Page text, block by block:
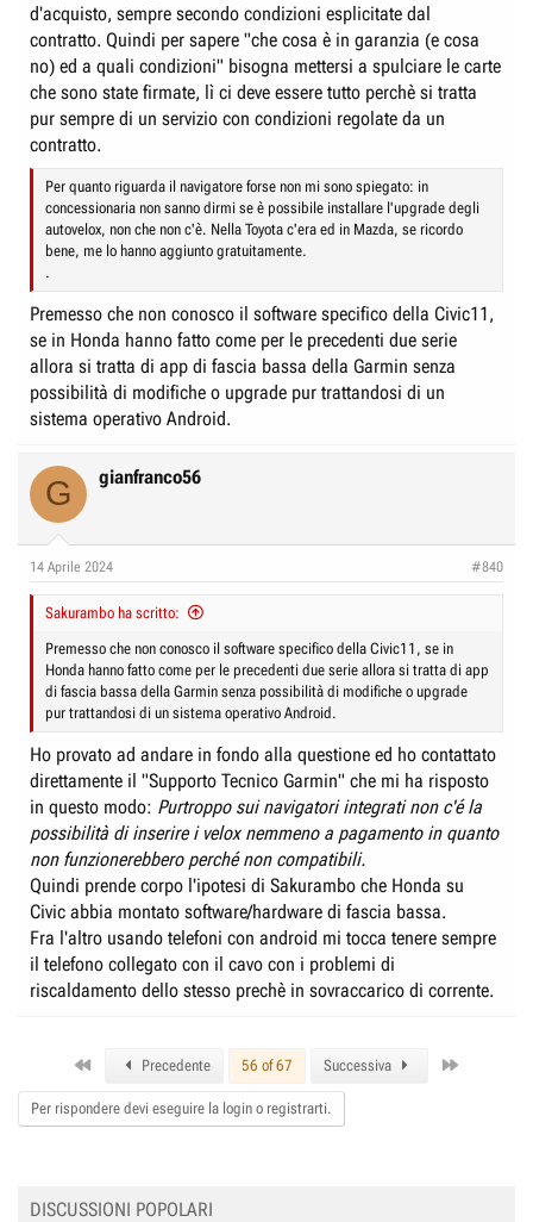
d'acquisto, sempre secondo condizioni esplicitate dal
contratto. Quindi per sapere "che cosa è in garanzia (e cosa
no) ed a quali condizioni" bisogna mettersi a spulciare le carte
che sono state firmate, lì ci deve essere tutto perchè si tratta
pur sempre di un servizio con condizioni regolate da un
contratto.
Per quanto riguarda il navigatore forse non mi sono spiegato: in
concessionaria non sanno dirmi se è possibile installare l'upgrade degli
autovelox, non che non c'è. Nella Toyota c'era ed in Mazda, se ricordo
bene, me lo hanno aggiunto gratuitamente.
.
Premesso che non conosco il software specifico della Civic11,
se in Honda hanno fatto come per le precedenti due serie
allora si tratta di app di fascia bassa della Garmin senza
possibilità di modifiche o upgrade pur trattandosi di un
sistema operativo Android.
G gianfranco56
14 Aprile 2024 #840
Sakurambo ha scritto:
Premesso che non conosco il software specifico della Civic11, se in
Honda hanno fatto come per le precedenti due serie allora si tratta di app
di fascia bassa della Garmin senza possibilità di modifiche o upgrade
pur trattandosi di un sistema operativo Android.
Ho provato ad andare in fondo alla questione ed ho contattato
direttamente il "Supporto Tecnico Garmin" che mi ha risposto
in questo modo: Purtroppo sui navigatori integrati non c'é la
possibilità di inserire i velox nemmeno a pagamento in quanto
non funzionerebbero perché non compatibili.
Quindi prende corpo l'ipotesi di Sakurambo che Honda su
Civic abbia montato software/hardware di fascia bassa.
Fra l'altro usando telefoni con android mi tocca tenere sempre
il telefono collegato con il cavo con i problemi di
riscaldamento dello stesso prechè in sovraccarico di corrente.
Precedente 56 of 67 Successiva
Per rispondere devi eseguire la login o registrarti.
DISCUSSIONI POPOLARI